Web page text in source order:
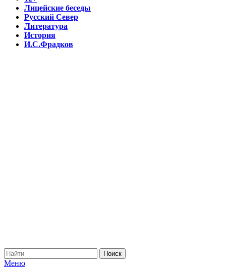
Лицейские беседы
Русский Север
Литература
История
И.С.Фрадков
Меню